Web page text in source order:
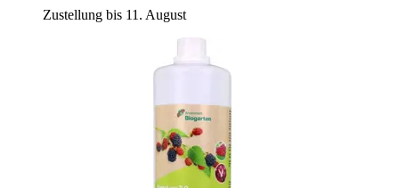
Zustellung bis 11. August